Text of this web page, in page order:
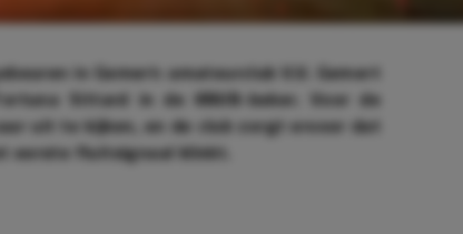
in Gemert: amateurclub V.V. Gemert
Sittard in de KNVB-beker. Voor de
uit te kijken, en de club zorgt ervoor dat
eerste fluitsignaal klinkt.